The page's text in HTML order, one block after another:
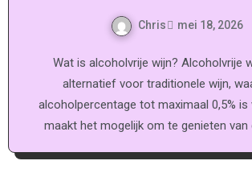
Chris mei 18, 2026
Wat is alcoholvrije wijn? Alcoholvrije wijn is een
alternatief voor traditionele wijn,
alcoholpercentage tot maximaal 0,5% is
maakt het mogelijk om te genieten van